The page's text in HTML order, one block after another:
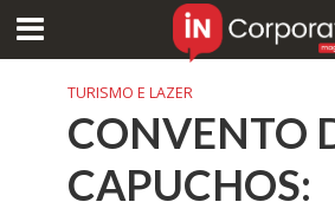
TURISMO E LAZER
CONVENTO
CAPUCHOS: